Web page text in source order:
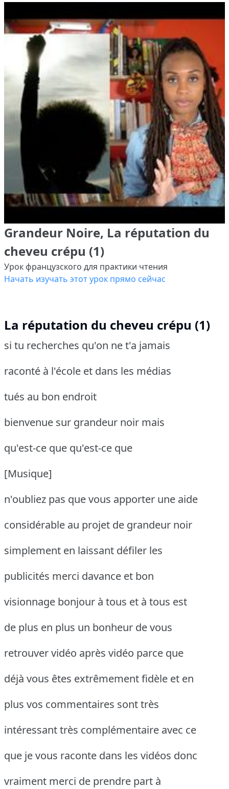
Grandeur Noire, La réputation du
cheveu crépu (1)
Урок французского для практики чтения
Начать изучать этот урок прямо сейчас
La réputation du cheveu crépu (1)
si tu recherches qu'on ne t'a jamais
raconté à l'école et dans les médias
tués au bon endroit
bienvenue sur grandeur noir mais
qu'est-ce que qu'est-ce que
[Musique]
n'oubliez pas que vous apporter une aide
considérable au projet de grandeur noir
simplement en laissant défiler les
publicités merci davance et bon
visionnage bonjour à tous et à tous est
de plus en plus un bonheur de vous
retrouver vidéo après vidéo parce que
déjà vous êtes extrêmement fidèle et en
plus vos commentaires sont très
intéressant très complémentaire avec ce
que je vous raconte dans les vidéos donc
vraiment merci de prendre part à